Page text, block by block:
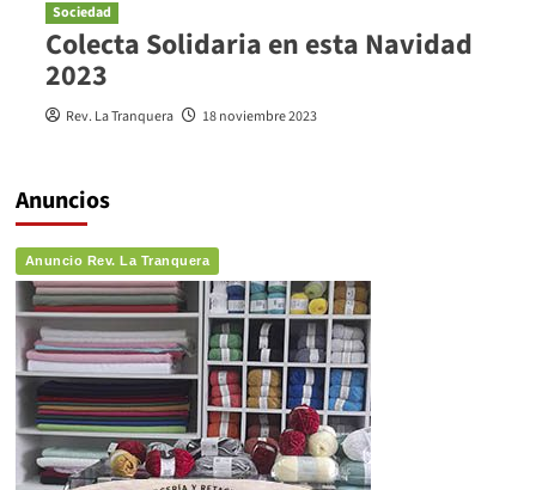
Sociedad
Colecta Solidaria en esta Navidad
2023
Rev. La Tranquera 18 noviembre 2023
Anuncios
Anuncio Rev. La Tranquera